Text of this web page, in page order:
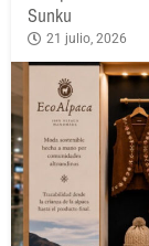
Sunku
21 julio, 2026